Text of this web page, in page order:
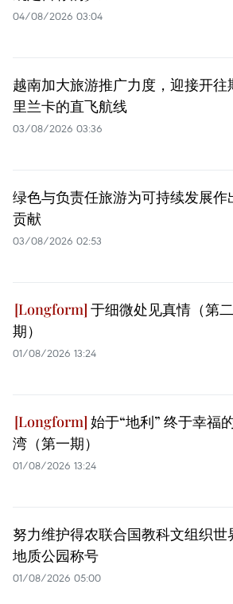
04/08/2026 03:04
越南加大旅游推广力度，迎接开往
里兰卡的直飞航线
03/08/2026 03:36
绿色与负责任旅游为可持续发展作
贡献
03/08/2026 02:53
于细微处见真情（第二
期）
01/08/2026 13:24
始于“地利” 终于幸福
湾（第一期）
01/08/2026 13:24
努力维护得农联合国教科文组织世
地质公园称号
01/08/2026 05:00